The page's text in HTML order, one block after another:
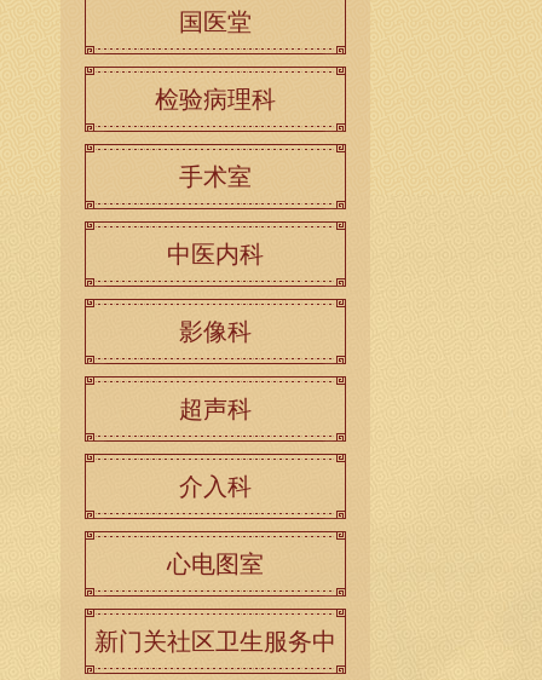
国医堂
检验病理科
手术室
中医内科
影像科
超声科
介入科
心电图室
新门关社区卫生服务中